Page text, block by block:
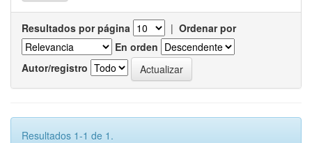
Resultados por página | Ordenar por
En orden
Autor/registro
Resultados 1-1 de 1.